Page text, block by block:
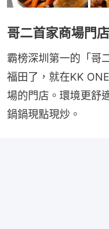
哥二首家商場門
霸榜深圳第一的「哥
福田了，就在KK
場的門店。環境更舒
鍋鍋現點現炒。